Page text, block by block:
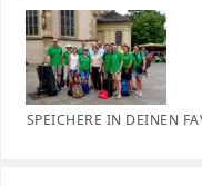
SPEICHERE IN DEINEN